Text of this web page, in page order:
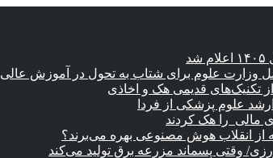
وزارت علوم برای شتاب به تحول در آموزش عالی
از تکنیک‌های قدیمی هک و اخاذی
علوم پزشکی از فردا
مالی را هک کردند
انقلاب هوش مصنوعی بهره می‌برند؟
وقتی پسماند مزرعه‌ برق تولید می‌کند